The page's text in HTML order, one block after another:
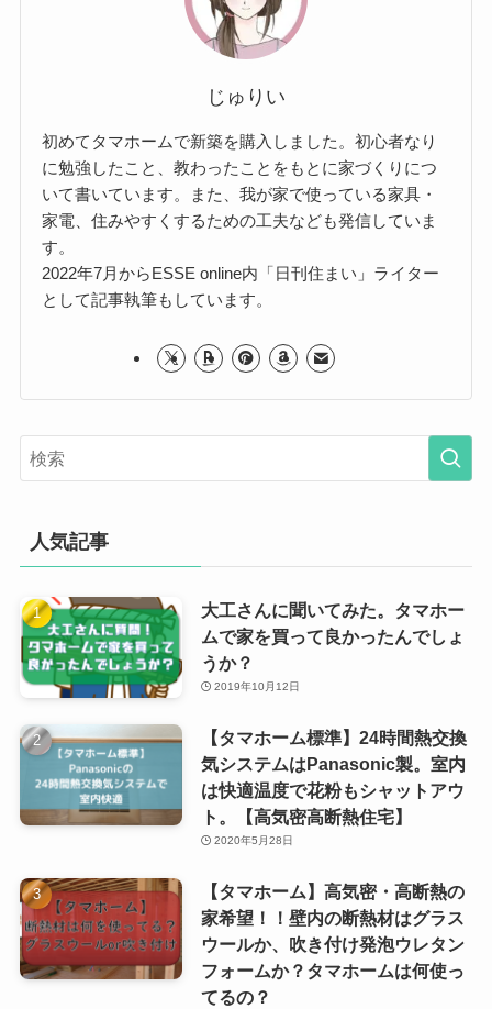
じゅりい
初めてタマホームで新築を購入しました。初心者なり
に勉強したこと、教わったことをもとに家づくりにつ
いて書いています。また、我が家で使っている家具・
家電、住みやすくするための工夫なども発信していま
す。
2022年7月からESSE online内「日刊住まい」ライター
として記事執筆もしています。
人気記事
大工さんに聞いてみた。タマホー
ムで家を買って良かったんでしょ
うか？
2019年10月12日
【タマホーム標準】24時間熱交換
気システムはPanasonic製。室内
は快適温度で花粉もシャットアウ
ト。【高気密高断熱住宅】
2020年5月28日
【タマホーム】高気密・高断熱の
家希望！！壁内の断熱材はグラス
ウールか、吹き付け発泡ウレタン
フォームか？タマホームは何使っ
てるの？